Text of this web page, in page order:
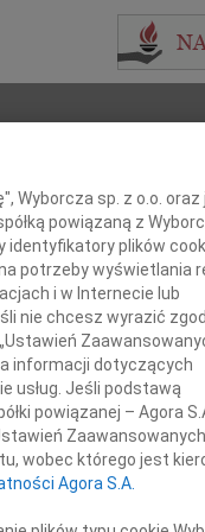
Imię i nazwisko lub numer
+ szukanie
INNE NEKROLOGI
Zdzisław Maszkiewicz
Z ogromnym smutkiem i
Danuta Grabowska
Z ogromnym smutkiem
26.05.2026
Radom
Panu Dariuszowi
30.03.2026
Drogiej Koleżance
Wyborcza sp. z o.o. oraz
powiązaną z
identyfikatory plików
potrzeby wyświetlania
i w Internecie lub
nie chcesz wyrazić
informacji dotyczących
usług. Jeśli podstawą
powiązanej – Agora
wobec którego jest
Agora S.A.